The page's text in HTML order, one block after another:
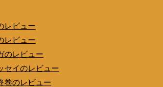
レビュー
レビュー
のレビュー
セイのレビュー
巻のレビュー